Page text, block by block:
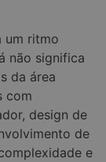
um ritmo
não significa
da área
com
design de
de
e